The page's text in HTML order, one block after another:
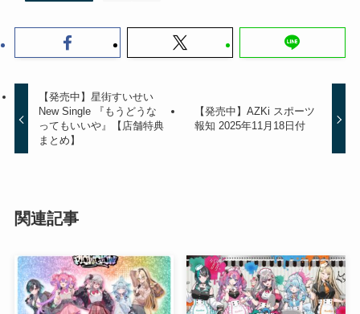
【発売中】星街すいせい
New Single 『もうどうな
ってもいいや』【店舗特典
まとめ】
【発売中】AZKi スポーツ
報知 2025年11月18日付
関連記事